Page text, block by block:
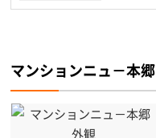
マンションニュ－本郷